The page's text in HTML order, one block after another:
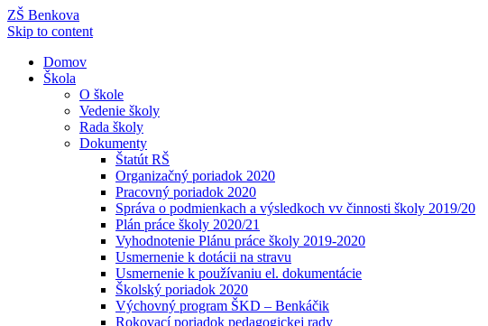
ZŠ Benkova
Skip to content
Domov
Škola
O škole
Vedenie školy
Rada školy
Dokumenty
Štatút RŠ
Organizačný poriadok 2020
Pracovný poriadok 2020
Správa o podmienkach a výsledkoch vv činnosti školy 2019/20
Plán práce školy 2020/21
Vyhodnotenie Plánu práce školy 2019-2020
Usmernenie k dotácii na stravu
Usmernenie k používaniu el. dokumentácie
Školský poriadok 2020
Výchovný program ŠKD – Benkáčik
Rokovací poriadok pedagogickej rady